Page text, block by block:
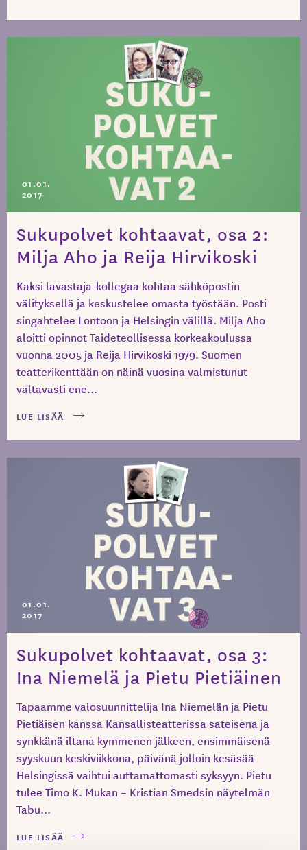
01.01.
2017
Sukupolvet kohtaavat, osa 2:
Milja Aho ja Reija Hirvikoski
Kaksi lavastaja-kollegaa kohtaa sähköpostin
välityksellä ja keskustelee omasta työstään. Posti
singahtelee Lontoon ja Helsingin välillä. Milja Aho
aloitti opinnot Taideteollisessa korkeakoulussa
vuonna 2005 ja Reija Hirvikoski 1979. Suomen
teatterikenttään on näinä vuosina valmistunut
valtavasti ene...
LUE LISÄÄ
01.01.
2017
Sukupolvet kohtaavat, osa 3:
Ina Niemelä ja Pietu Pietiäinen
Tapaamme valosuunnittelija Ina Niemelän ja Pietu
Pietiäisen kanssa Kansallisteatterissa sateisena ja
synkkänä iltana kymmenen jälkeen, ensimmäisenä
syyskuun keskiviikkona, päivänä jolloin kesäsää
Helsingissä vaihtui auttamattomasti syksyyn. Pietu
tulee Timo K. Mukan – Kristian Smedsin näytelmän
Tabu...
LUE LISÄÄ